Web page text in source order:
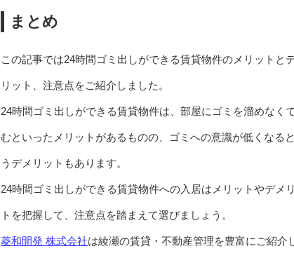
まとめ
この記事では24時間ゴミ出しができる賃貸物件のメリットと
リット、注意点をご紹介しました。
24時間ゴミ出しができる賃貸物件は、部屋にゴミを溜めなく
むといったメリットがあるものの、ゴミへの意識が低くなる
うデメリットもあります。
24時間ゴミ出しができる賃貸物件への入居はメリットやデメ
トを把握して、注意点を踏まえて選びましょう。
菱和開発 株式会社は綾瀬の賃貸・不動産管理を豊富にご紹介